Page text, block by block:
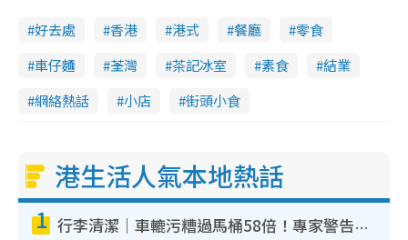
好去處 香港 港式 餐廳
零食
車仔麵
荃灣 茶記冰室 素食
結業
網絡熱話
小店 街頭小食
港生活人氣本地熱話
1 行李清潔｜車轆污糟過馬桶58倍！專家警告忌用酒精抹 教1招免污手除菌